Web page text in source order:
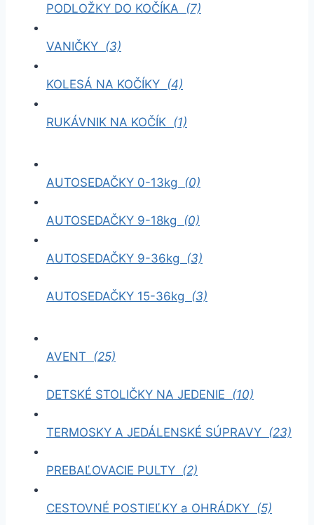
PODLOŽKY DO KOČÍKA (7)
VANIČKY (3)
KOLESÁ NA KOČÍKY (4)
RUKÁVNIK NA KOČÍK (1)
AUTOSEDAČKY 0-13kg (0)
AUTOSEDAČKY 9-18kg (0)
AUTOSEDAČKY 9-36kg (3)
AUTOSEDAČKY 15-36kg (3)
AVENT (25)
DETSKÉ STOLIČKY NA JEDENIE (10)
TERMOSKY A JEDÁLENSKÉ SÚPRAVY (23)
PREBAĽOVACIE PULTY (2)
CESTOVNÉ POSTIEĽKY a OHRÁDKY (5)